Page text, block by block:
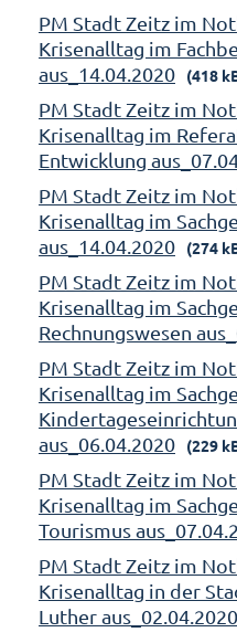
PM Stadt Zeitz im
Krisenalltag im
aus_14.04.2020
(418
PM Stadt Zeitz im
Krisenalltag im
Entwicklung
PM Stadt Zeitz im
Krisenalltag im
aus_14.04.2020
(274
PM Stadt Zeitz im
Krisenalltag im
Rechnungswesen
PM Stadt Zeitz im
Krisenalltag im
aus_06.04.2020
(229
PM Stadt Zeitz im
Krisenalltag im
Tourismus
PM Stadt Zeitz im
Krisenalltag in der
Luther aus_02.04.2020